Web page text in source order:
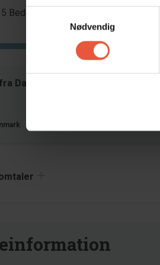
Nødvendig
Bedømmelser
Grund
Danmark